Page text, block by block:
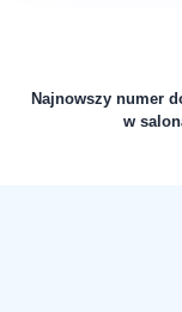
Najnowszy numer
w